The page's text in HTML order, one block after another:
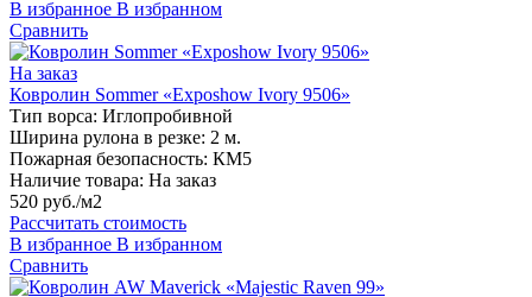
В избранное В избранном
Сравнить
На заказ
Ковролин Sommer «Exposhow Ivory 9506»
Тип ворса: Иглопробивной
Ширина рулона в резке: 2 м.
Пожарная безопасность: КМ5
Наличие товара: На заказ
520 руб./м2
Рассчитать стоимость
В избранное В избранном
Сравнить